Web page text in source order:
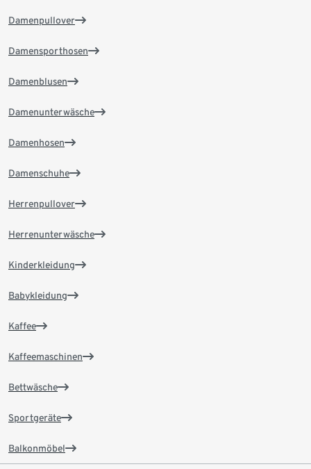
Damenpullover
Damensporthosen
Damenblusen
Damenunterwäsche
Damenhosen
Damenschuhe
Herrenpullover
Herrenunterwäsche
Kinderkleidung
Babykleidung
Kaffee
Kaffeemaschinen
Bettwäsche
Sportgeräte
Balkonmöbel